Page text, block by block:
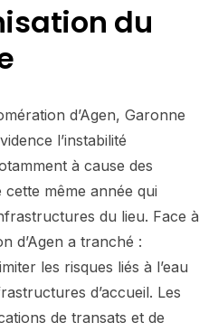
du
d’Agen, Garonne
l’instabilité
à cause des
même année qui
du lieu. Face à
d’Agen a tranché :
les risques liés à l’eau
d’accueil. Les
de transats et de